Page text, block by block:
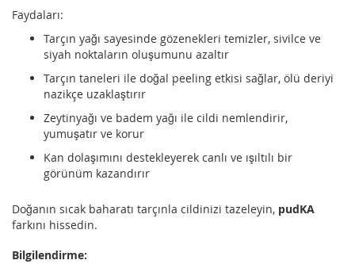
Faydaları:
Tarçın yağı sayesinde gözenekleri temizler, sivilce ve
siyah noktaların oluşumunu azaltır
Tarçın taneleri ile doğal peeling etkisi sağlar, ölü deriyi
nazikçe uzaklaştırır
Zeytinyağı ve badem yağı ile cildi nemlendirir,
yumuşatır ve korur
Kan dolaşımını destekleyerek canlı ve ışıltılı bir
görünüm kazandırır
Doğanın sıcak baharatı tarçınla cildinizi tazeleyin, pudKA
farkını hissedin.
Bilgilendirme: